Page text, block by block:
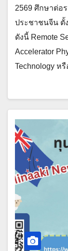
2569 ศึกษาต่อ
ประชาชนจีน ตั้
ดังนี้ Remote
Accelerator
Technology ห